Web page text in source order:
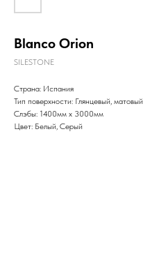
Blanco Orion
SILESTONE
Страна: Испания
Тип поверхности: Глянцевый, матовый
Слэбы: 1400мм x 3000мм
Цвет: Белый, Серый